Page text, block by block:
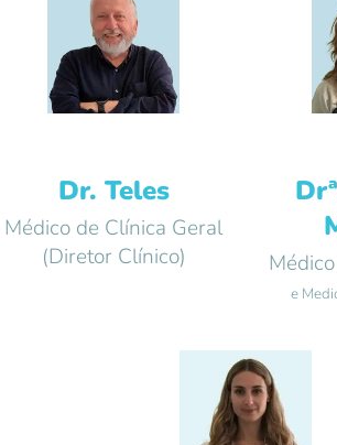
Dr. Teles
Médico de Clínica Geral
(Diretor Clínico)
e